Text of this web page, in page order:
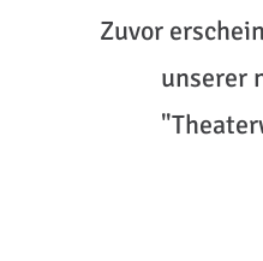
Zuvor
unserer